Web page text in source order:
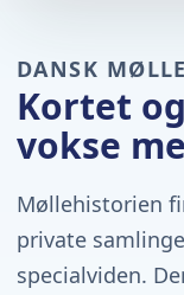
DANSK
Kortet
vokse
Møllehistorien
private
specialviden.